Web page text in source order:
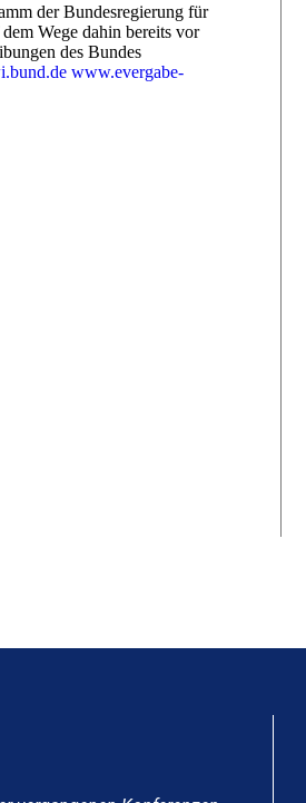
der Bundesregierung für
Wege dahin bereits vor
des Bundes
www.evergabe-